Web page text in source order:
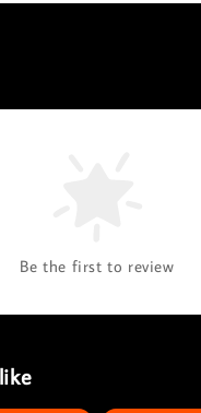
Be the first to review